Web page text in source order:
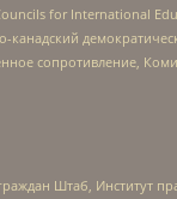
for International
сопротивление,
Штаб, Институт